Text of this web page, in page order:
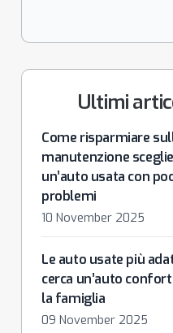
Ultimi
Come risparmiare
manutenzione
un’auto usata con
problemi
10 November 2025
Le auto usate più
cerca un’auto
la famiglia
09 November 2025